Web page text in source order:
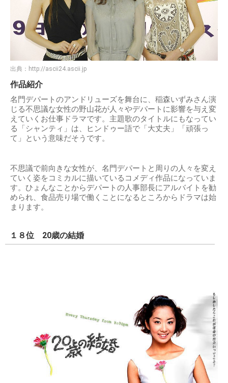
出典： http://ascii24.ascii.jp
作品紹介
名門デパートのアンドリューズを舞台に、稲森いずみさん演
じる不思議な女性の野山花が人々やデパートに影響を与え変
えていくお仕事ドラマです。主題歌のタイトルにもなってい
る「シャンティ」は、ヒンドゥー語で「大丈夫」「頑張っ
て」という意味だそうです。
不思議で前向きな女性が、名門デパートと周りの人々を変え
ていく姿をコミカルに描いているコメディ作品になっていま
す。ひょんなことからデパートの人事部長にアルバイトを勧
められ、食品売り場で働くことになるところからドラマは始
まります。
１８位 20歳の結婚